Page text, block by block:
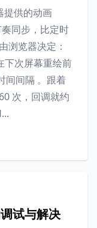
供的动画
同步，比定时
浏览器决定‌：
下次屏幕重绘前
间间隔 。‌跟着
次，回调就约
试与解决